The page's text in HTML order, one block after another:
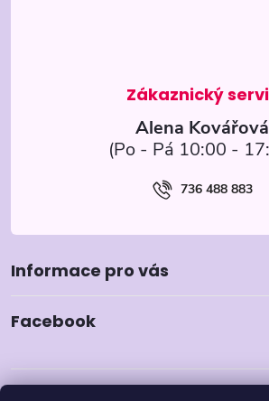
Alena Kovářová
736 488 883
Informace pro vás
Facebook